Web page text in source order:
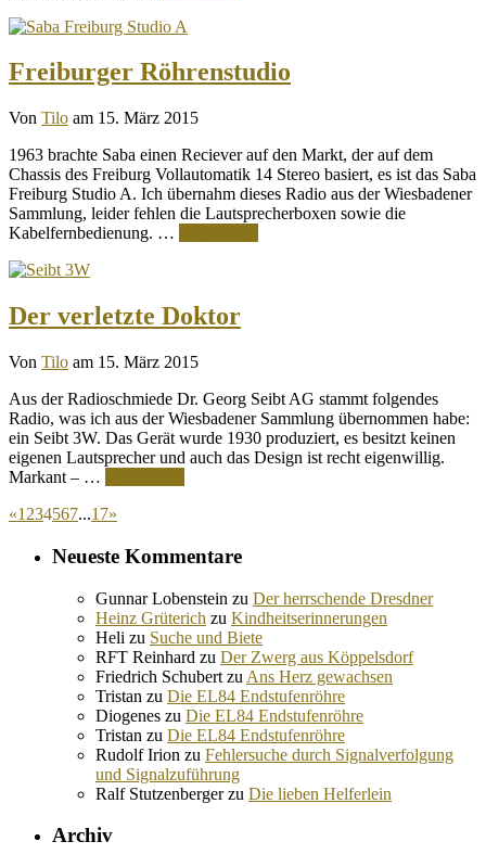
Freiburger Röhrenstudio
Von Tilo am 15. März 2015
1963 brachte Saba einen Reciever auf den Markt, der auf dem
Chassis des Freiburg Vollautomatik 14 Stereo basiert, es ist das Saba
Freiburg Studio A. Ich übernahm dieses Radio aus der Wiesbadener
Sammlung, leider fehlen die Lautsprecherboxen sowie die
Kabelfernbedienung. …
Der verletzte Doktor
Von Tilo am 15. März 2015
Aus der Radioschmiede Dr. Georg Seibt AG stammt folgendes
Radio, was ich aus der Wiesbadener Sammlung übernommen habe:
ein Seibt 3W. Das Gerät wurde 1930 produziert, es besitzt keinen
eigenen Lautsprecher und auch das Design ist recht eigenwillig.
Markant – …
«1 234567...17»
Neueste Kommentare
Gunnar Lobenstein zu Der herrschende Dresdner
Heinz Grüterich zu Kindheitserinnerungen
Heli zu Suche und Biete
RFT Reinhard zu Der Zwerg aus Köppelsdorf
Friedrich Schubert zu Ans Herz gewachsen
Tristan zu Die EL84 Endstufenröhre
Diogenes zu Die EL84 Endstufenröhre
Tristan zu Die EL84 Endstufenröhre
Rudolf Irion zu Fehlersuche durch Signalverfolgung
und Signalzuführung
Ralf Stutzenbergerzu Die lieben Helferlein
Archiv